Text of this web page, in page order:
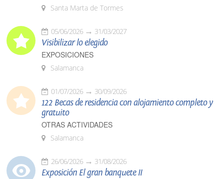
Santa Marta de Tormes
05/06/2026 31/03/2027
Visibilizar lo elegido
EXPOSICIONES
Salamanca
01/07/2026 30/09/2026
122 Becas de residencia con alojamiento completo y
gratuito
OTRAS ACTIVIDADES
Salamanca
26/06/2026 31/08/2026
Exposición El gran banquete II